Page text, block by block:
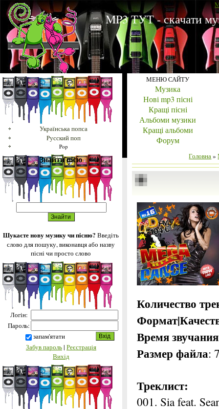
MP3 ТУТ - скачати
Українська попса
Русский поп
Pop
Знайти пісю
Шукаєте нову музику чи пісню? Введіть
слово для пошуку, виконавця або назву
пісні чи просто слово
Логін:
Пароль:
запам'ятати
Забув пароль| Реєстрація
Вихід
МЕНЮ САЙТУ
Музика
Нові mp3 пісні
Кращі пісні
Альбоми музики
Кращі альбоми
Форум
Головна»
Количество
Время звучания
Размер файла:
Треклист:
001. Sia feat.